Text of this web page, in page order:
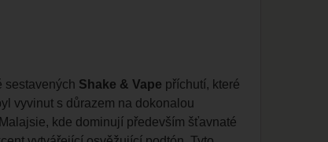
sestavených Shake & Vape příchutí, které
vyvinut s důrazem na dokonalou
kde dominují především šťavnaté